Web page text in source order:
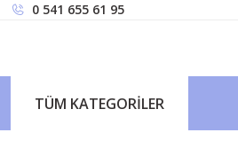
0 541 655 61 95
TÜM KATEGORİLER